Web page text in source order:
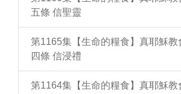
五條 信聖靈
第1165集【生命的糧食】真耶穌教
四條 信浸禮
第1164集【生命的糧食】真耶穌教